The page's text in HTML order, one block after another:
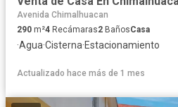
Avenida Chimalhuacan
290 m²4 Recámaras2 BañosCasa
·Agua·Cisterna·Estacionamiento
Actualizado hace más de 1 mes